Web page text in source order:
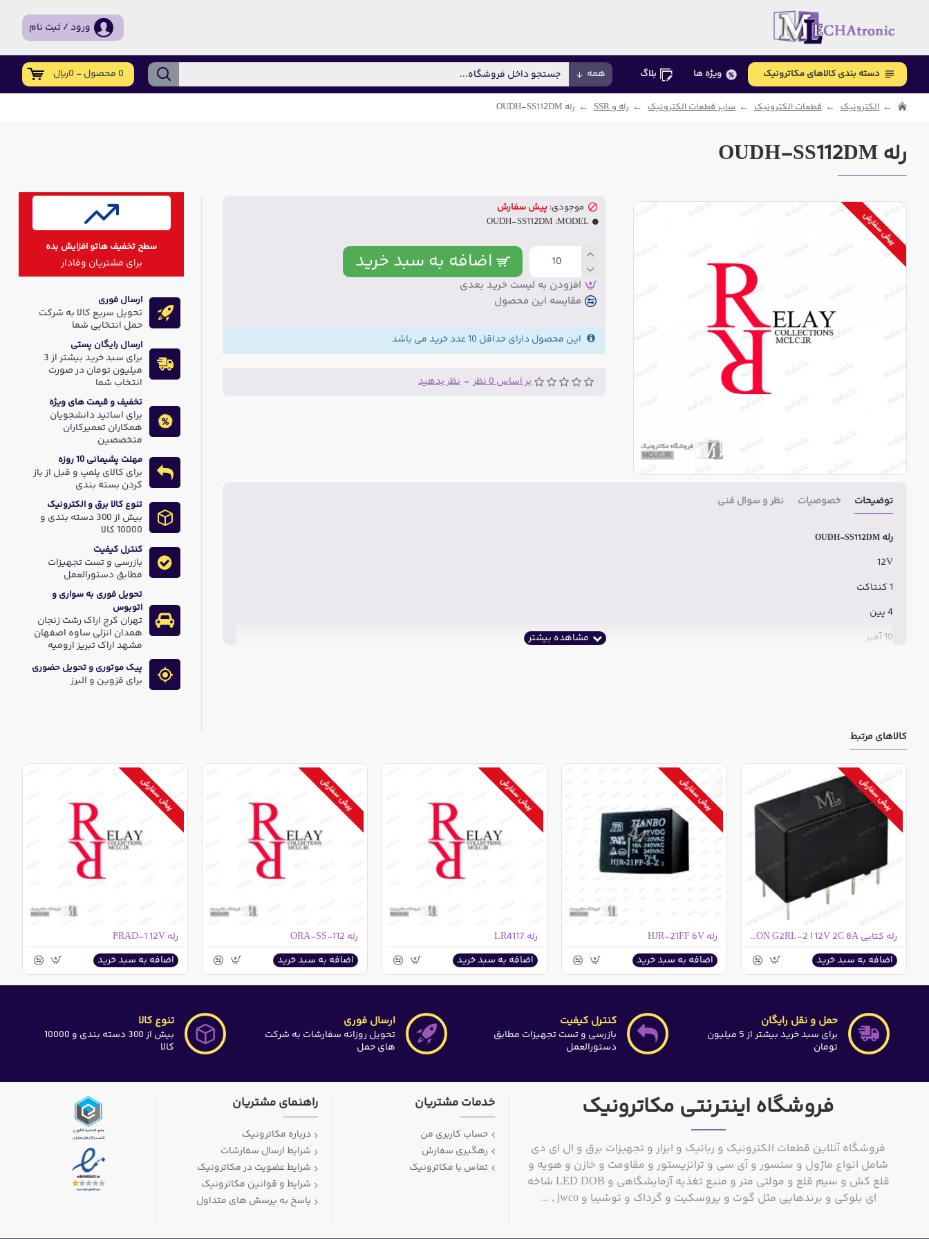
ورود / ثبت نام
دسته بندی کالاهای مکاترونیک ویژه ها بلاگ همه 0 محصول - 0ریال
الکترونیک قطعات الکترونیک سایر قطعات الکترونیک رله و SSR رله OUDH-SS112DM
رله OUDH-SS112DM
پیش سفارش
بر اساس 0 نظر - نظر بدهید
موجودی: پیش سفارش
MODEL:
OUDH-SS112DM
اضافه به سبد خرید
افزودن به لیست خرید بعدی
مقایسه این محصول
این محصول دارای حداقل 10 عدد خرید می باشد
توضیحات خصوصیات نظر و سوال فنی
رله OUDH-SS112DM
12V
1 کنتاکت
4 پین
10 آمپر
سطح تخفیف هاتو افزایش بده
برای مشتریان وفادار
ارسال فوری
تحویل سریع کالا به شرکت
حمل انتخابی شما
ارسال رایگان پستی
برای سبد خرید بیشتر از 3
میلیون تومان در صورت
انتخاب شما
تخفیف و قیمت های ویژه
برای اساتید دانشجویان
همکاران تعمیرکاران
متخصصین
مهلت پشیمانی 10 روزه
برای کالای پلمپ و قبل از باز
کردن بسته بندی
تنوع کالا برق و الکترونیک
بیش از 300 دسته بندی و
10000 کالا
کنترل کیفیت
بازرسی و تست تجهیزات
مطابق دستورالعمل
تحویل فوری به سواری و
اتوبوس
تهران کرج اراک رشت زنجان
همدان انزلی ساوه اصفهان
مشهد اراک تبریز ارومیه
پیک موتوری و تحویل حضوری
برای قزوین و البرز
کالاهای مرتبط
پیش سفارش
رله کتابی OMRON G2RL-2 | 12V 2C 8A
اضافه به سبد خرید
پیش سفارش
رله HJR-21FF 6V
اضافه به سبد خرید
پیش سفارش
رله LR4117
اضافه به سبد خرید
پیش سفارش
رله ORA-SS-112
اضافه به سبد خرید
پیش سفارش
رله PRAD-1 12V
اضافه به سبد خرید
حمل و نقل رایگان
برای سبد خرید بیشتر از 5 میلیون
تومان
کنترل کیفیت
بازرسی و تست تجهیزات مطابق
دستورالعمل
ارسال فوری
تحویل روزانه سفارشات به شرکت
های حمل
تنوع کالا
بیش از 300 دسته بندی و 10000
کالا
فروشگاه اینترنتی مکاترونیک
فروشگاه آنلاین قطعات الکترونیک و رباتیک و ابزار و تجهیزات برق و ال ای دی
شامل انواع ماژول و سنسور و آی سی و ترانزیستور و مقاومت و خازن و هویه و
قلع کش و سیم قلع و مولتی متر و منبع تغذیه آزمایشگاهی و LED DOB شاخه
ای بلوکی و برندهایی مثل گوت و پروسکیت و گرداک و توشیبا و jwco , ...
خدمات مشتریان
حساب کاربری من
رهگیری سفارش
تماس با مکاترونیک
راهنمای مشتریان
درباره مکاترونیک
شرایط ارسال سفارشات
شرایط عضویت در مکاترونیک
شرایط و قوانین مکاترونیک
پاسخ به پرسش های متداول